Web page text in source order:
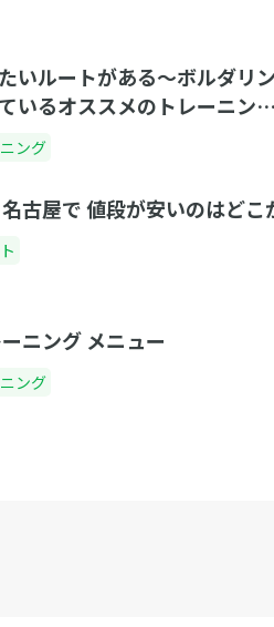
いルートがある〜ボルダリン
いるオススメのトレーニング
ング
名古屋で 値段が安いのはどこ
ニング メニュー
ング